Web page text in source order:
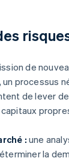
de
processus
de lever
: une
la